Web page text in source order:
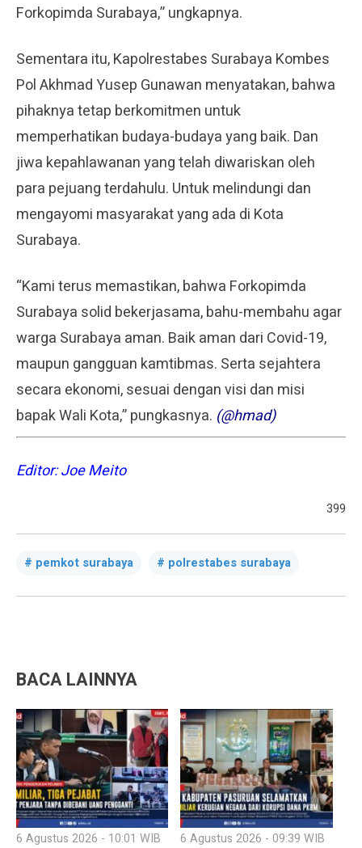
Forkopimda Surabaya,” ungkapnya.
Sementara itu, Kapolrestabes Surabaya Kombes
Pol Akhmad Yusep Gunawan menyatakan, bahwa
pihaknya tetap berkomitmen untuk
memperhatikan budaya-budaya yang baik. Dan
jiwa kepahlawanan yang telah diwariskan oleh
para pejuang terdahulu. Untuk melindungi dan
mengayomi masyarakat yang ada di Kota
Surabaya.
“Kami terus memastikan, bahwa Forkopimda
Surabaya solid bekerjasama, bahu-membahu agar
warga Surabaya aman. Baik aman dari Covid-19,
maupun gangguan kamtibmas. Serta sejahtera
secara ekonomi, sesuai dengan visi dan misi
bapak Wali Kota,” pungkasnya. (@hmad)
Editor: Joe Meito
399
pemkot surabaya polrestabes surabaya
BACA LAINNYA
6 Agustus 2026 - 10:01 WIB
6 Agustus 2026 - 09:39 WIB